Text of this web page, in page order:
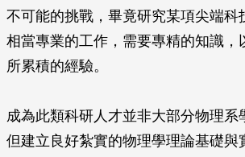
不可能的挑戰，畢竟研究某項尖端科
相當專業的工作，需要專精的知識，
所累積的經驗。
成為此類科研人才並非大部分物理系
但建立良好紮實的物理學理論基礎與